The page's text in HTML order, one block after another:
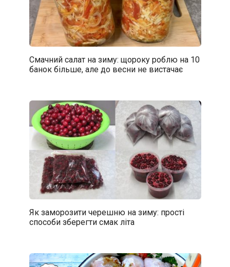
Смачний салат на зиму: щороку роблю на 10
банок більше, але до весни не вистачає
Як заморозити черешню на зиму: прості
способи зберегти смак літа